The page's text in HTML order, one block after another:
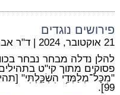
פירושים נוגדים
21 אוקטובר, 2024 | ד"ר
להלן נדלה מבחר נבחר
פסוקים מתוך קי"ט
"מִכָּל־מְלַמְּדַ֥י הִשְׂכַּ֑לְתִּי"
99].